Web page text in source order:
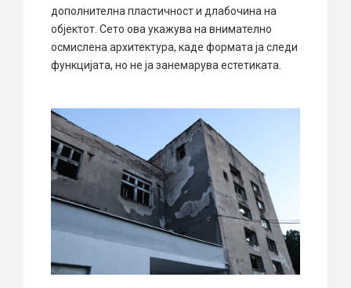
дополнителна пластичност и длабочина на
објектот. Сето ова укажува на внимателно
осмислена архитектура, каде формата ја следи
функцијата, но не ја занемарува естетиката.